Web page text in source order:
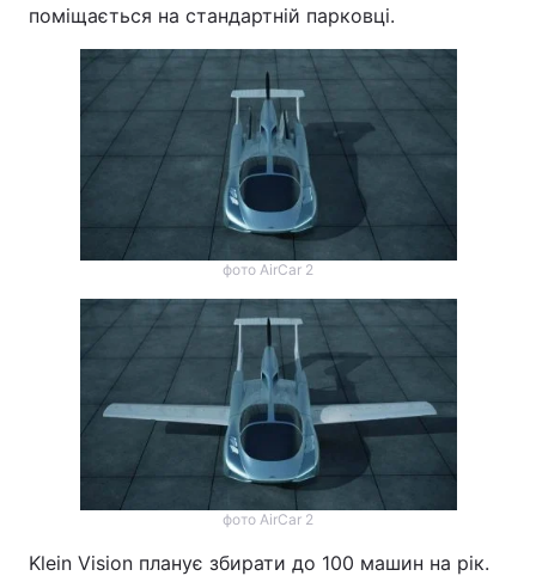
поміщається на стандартній парковці.
фото AirCar 2
фото AirCar 2
Klein Vision планує збирати до 100 машин на рік.